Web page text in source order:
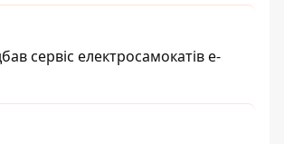
сервіс електросамокатів e-